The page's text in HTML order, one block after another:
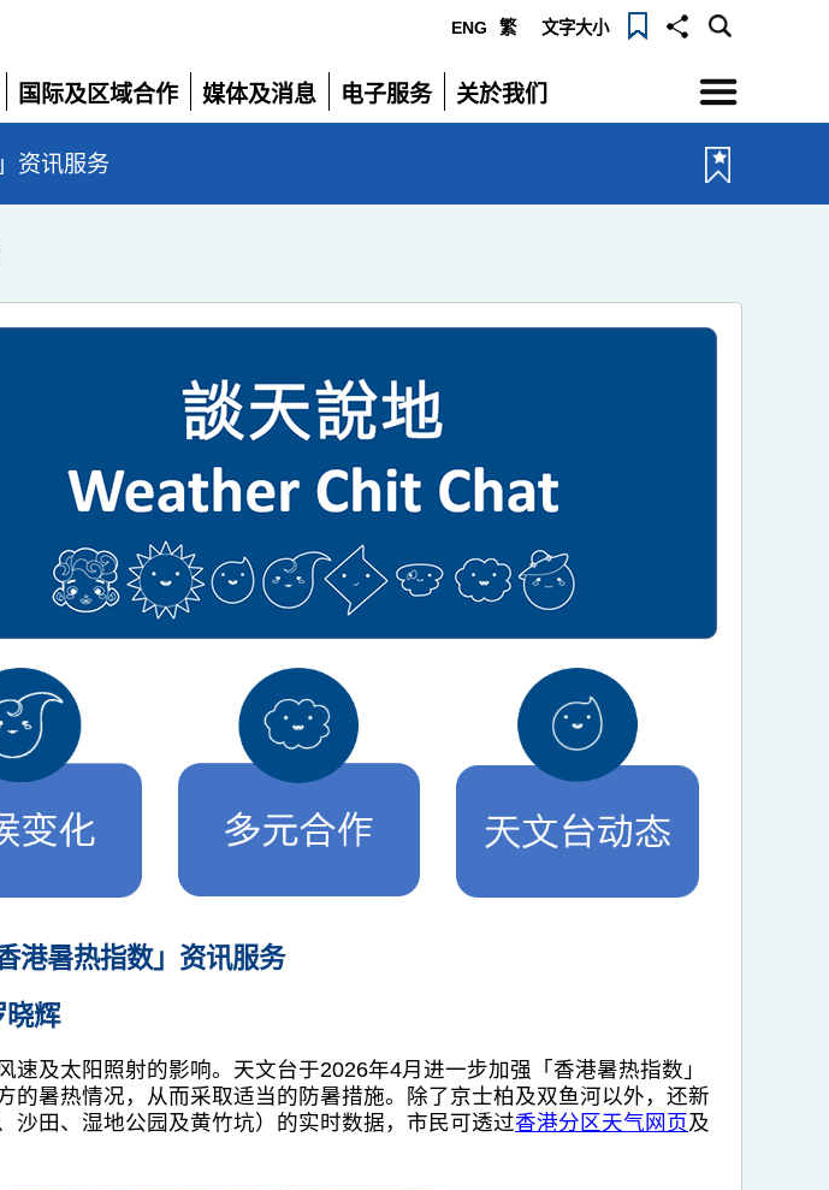
ENG 繁 文字大小
国际及区域合作
展
开
媒体及消息
展
电子服务
展
关於我们
展
选
单
资讯服务
港暑热指数」资讯服务
晓辉
及太阳照射的影响。天文台于2026年4月进一步加强「香港暑热指数」
暑热情况，从而采取适当的防暑措施。除了京士柏及双鱼河以外，还新
沙田、湿地公园及黄竹坑）的实时数据，市民可透过香港分区天气网页及